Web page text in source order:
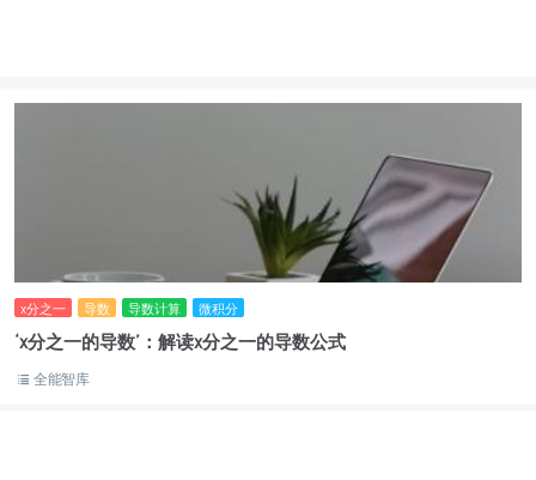
x分之一 导数 导数计算 微积分
‘x分之一的导数’：解读x分之一的导数公式
全能智库